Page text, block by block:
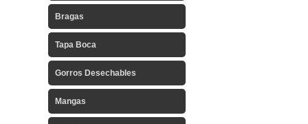
Bragas
Tapa Boca
Gorros Desechables
Mangas